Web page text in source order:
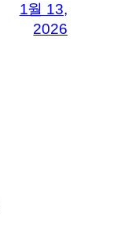
1월 13,
2026